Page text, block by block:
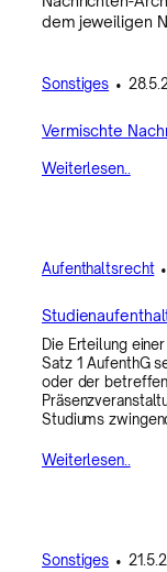
dem jeweiligen
Sonstiges •
Vermischte
Weiterlesen..
Aufenthaltsrecht•
Die Erteilung
Satz 1 AufenthG
oder der
Studiums
Weiterlesen..
Sonstiges •